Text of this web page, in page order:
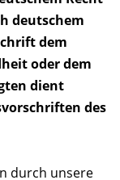
deutschem
dem
oder dem
dient
des
durch unsere